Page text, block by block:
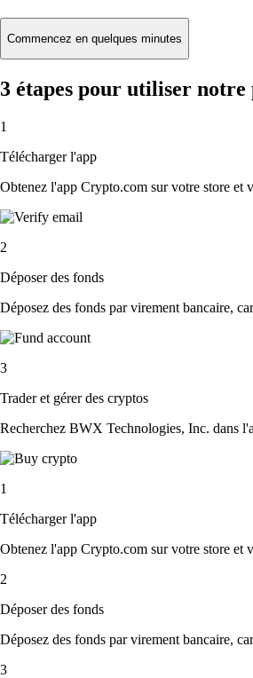
Commencez en quelques minutes
3 étapes pour utiliser
1
Télécharger l'app
Obtenez l'app Crypto.com sur votre store et
2
Déposer des fonds
Déposez des fonds par virement bancaire,
3
Trader et gérer des cryptos
Recherchez BWX Technologies, Inc. dans
1
Télécharger l'app
Obtenez l'app Crypto.com sur votre store et
2
Déposer des fonds
Déposez des fonds par virement bancaire,
3